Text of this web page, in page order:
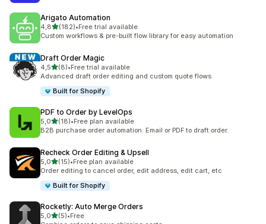
Arigato Automation
4,8av 5 stjerner
(182)
Totalt 182 omtaler
•Free trial available
Custom workflows & pre-built flow library for easy automation
Draft Order Magic
4,5av 5 stjerner
(8)
Totalt 8 omtaler
•Free trial available
Advanced draft order editing and custom quote flows
Built for Shopify
PDF to Order by LevelOps
5,0av 5 stjerner
(18)
Totalt 18 omtaler
•Free plan available
B2B purchase order automation. Email or PDF to draft order.
Recheck Order Editing & Upsell
5,0av 5 stjerner
(15)
Totalt 15 omtaler
•Free plan available
Order editing to cancel order, edit address, edit cart, etc
Built for Shopify
Rocketly: Auto Merge Orders
5,0av 5 stjerner
(5)
Totalt 5 omtaler
•Free